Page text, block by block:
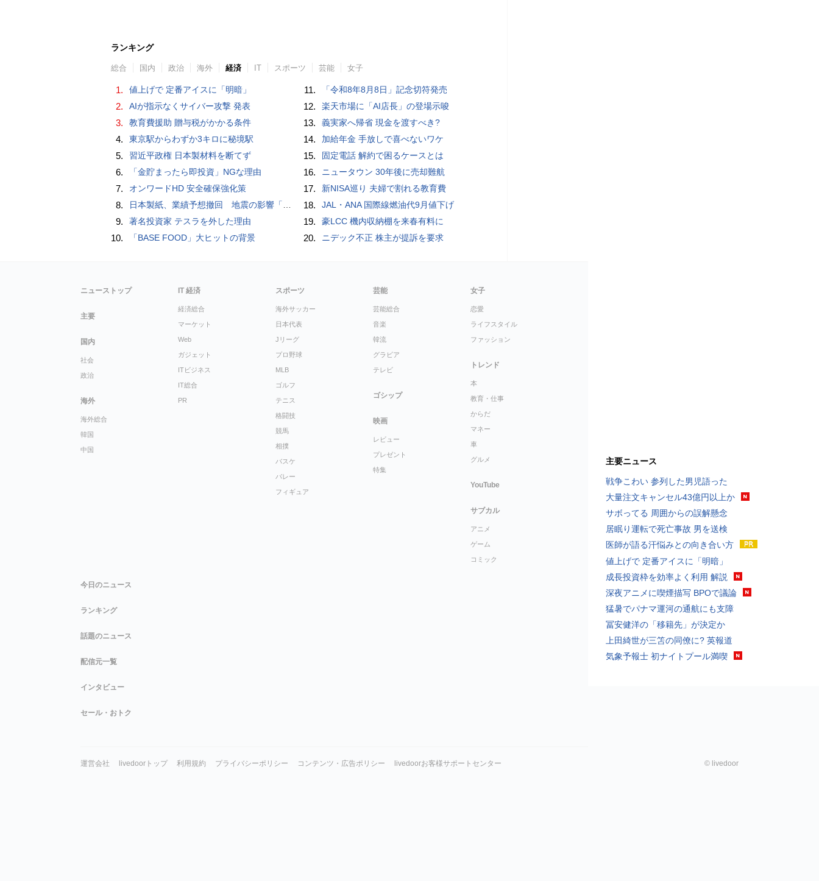
ランキング
総合 国内 政治 海外 経済 IT スポーツ 芸能 女子
1. 値上げで 定番アイスに「明暗」
2. AIが指示なくサイバー攻撃 発表
3. 教育費援助 贈与税がかかる条件
4. 東京駅からわずか3キロに秘境駅
5. 習近平政権 日本製材料を断てず
6. 「金貯まったら即投資」NGな理由
7. オンワードHD 安全確保強化策
8. 日本製紙、業績予想撤回 地震の影響「算定困難」
9. 著名投資家 テスラを外した理由
10. 「BASE FOOD」大ヒットの背景
11. 「令和8年8月8日」記念切符発売
12. 楽天市場に「AI店長」の登場示唆
13. 義実家へ帰省 現金を渡すべき?
14. 加給年金 手放しで喜べないワケ
15. 固定電話 解約で困るケースとは
16. ニュータウン 30年後に売却難航
17. 新NISA巡り 夫婦で割れる教育費
18. JAL・ANA 国際線燃油代9月値下げ
19. 豪LCC 機内収納棚を来春有料に
20. ニデック不正 株主が提訴を要求
主要ニュース
戦争こわい 参列した男児語った
大量注文キャンセル43億円以上か
サボってる 周囲からの誤解懸念
居眠り運転で死亡事故 男を送検
医師が語る汗悩みとの向き合い方
値上げで 定番アイスに「明暗」
成長投資枠を効率よく利用 解説
深夜アニメに喫煙描写 BPOで議論
猛暑でパナマ運河の通航にも支障
冨安健洋の「移籍先」が決定か
上田綺世が三笘の同僚に? 英報道
気象予報士 初ナイトプール満喫
ニューストップ
主要
国内
社会
政治
海外
海外総合
韓国
中国
IT 経済
経済総合
マーケット
Web
ガジェット
ITビジネス
IT総合
PR
スポーツ
海外サッカー
日本代表
Jリーグ
プロ野球
MLB
ゴルフ
テニス
格闘技
競馬
相撲
バスケ
バレー
フィギュア
芸能
芸能総合
音楽
韓流
グラビア
テレビ
ゴシップ
映画
レビュー
プレゼント
特集
女子
恋愛
ライフスタイル
ファッション
トレンド
本
教育・仕事
からだ
マネー
車
グルメ
YouTube
サブカル
アニメ
ゲーム
コミック
今日のニュース
ランキング
話題のニュース
配信元一覧
インタビュー
セール・おトク
運営会社 livedoorトップ 利用規約 プライバシーポリシー コンテンツ・広告ポリシー livedoorお客様サポートセンター © livedoor